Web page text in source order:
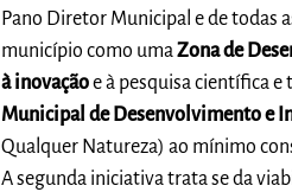
Pano Diretor Municipal e de todas
município como umaZona de
à inovaçãoe à pesquisa científica
Municipal de Desenvolvimento e
Qualquer Natureza) ao mínimo
A segunda iniciativa trata se da